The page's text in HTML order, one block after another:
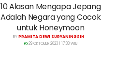
10 Alasan Mengapa Jepang
Adalah Negara yang Cocok
untuk Honeymoon
BYPRAMITA DEWI SURYANINGSIH
29 OKTOBER 2023 | 17:33 WIB